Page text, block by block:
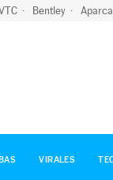
Bentley
VIRALES